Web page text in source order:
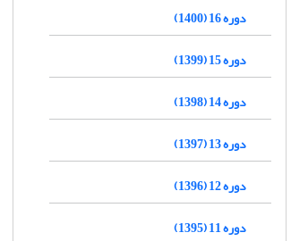
دوره 16 (1400)
دوره 15 (1399)
دوره 14 (1398)
دوره 13 (1397)
دوره 12 (1396)
دوره 11 (1395)